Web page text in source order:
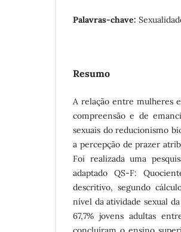
Palavras-chave:
Resumo
A relação entre mulheres
compreensão e de
sexuais do reducionismo
a percepção de prazer
Foi realizada uma
adaptado QS-F:
descritivo, segundo
nível da atividade sexual
67,7% jovens adultas